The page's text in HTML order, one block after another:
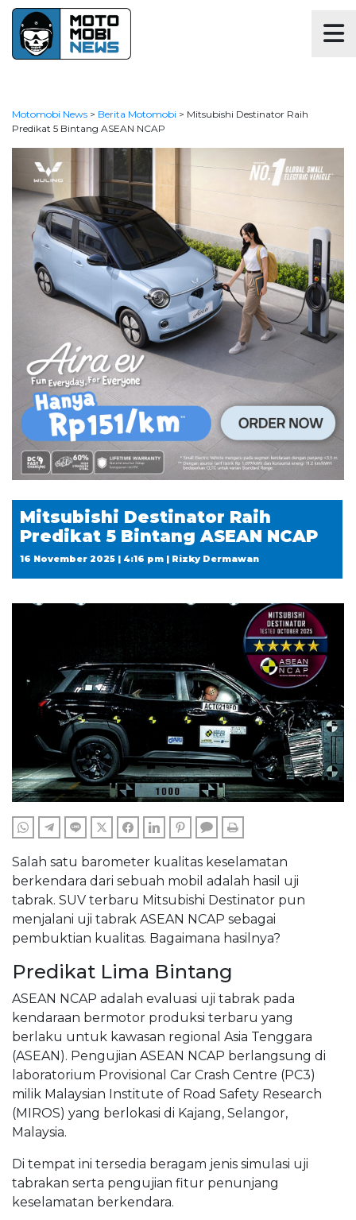
Motomobi News > Berita Motomobi > Mitsubishi Destinator Raih
Predikat 5 Bintang ASEAN NCAP
Mitsubishi Destinator Raih
Predikat 5 Bintang ASEAN NCAP
16 November 2025 | 4:16 pm | Rizky Dermawan
WHATSAPPTELEGRAM
LINE TWITTERFACEBOOKLINKEDINPINTERESTCOMMENTS
Salah satu barometer kualitas keselamatan
berkendara dari sebuah mobil adalah hasil uji
tabrak. SUV terbaru Mitsubishi Destinator pun
menjalani uji tabrak ASEAN NCAP sebagai
pembuktian kualitas. Bagaimana hasilnya?
Predikat Lima Bintang
ASEAN NCAP adalah evaluasi uji tabrak pada
kendaraan bermotor produksi terbaru yang
berlaku untuk kawasan regional Asia Tenggara
(ASEAN). Pengujian ASEAN NCAP berlangsung di
laboratorium Provisional Car Crash Centre (PC3)
milik Malaysian Institute of Road Safety Research
(MIROS) yang berlokasi di Kajang, Selangor,
Malaysia.
Di tempat ini tersedia beragam jenis simulasi uji
tabrakan serta pengujian fitur penunjang
keselamatan berkendara.